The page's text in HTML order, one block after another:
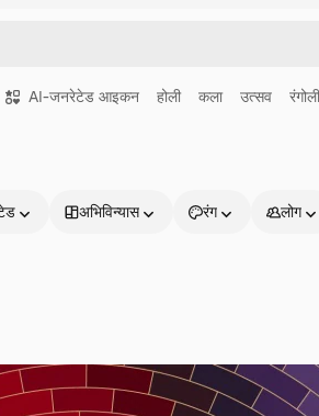
AI-जनरेटेड आइकन होली कला उत्सव रंगोली
अभिविन्यास रंग लोग